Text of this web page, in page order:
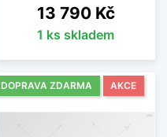
Cena
13 790 Kč
1 ks skladem
DOPRAVA ZDARMA AKCE